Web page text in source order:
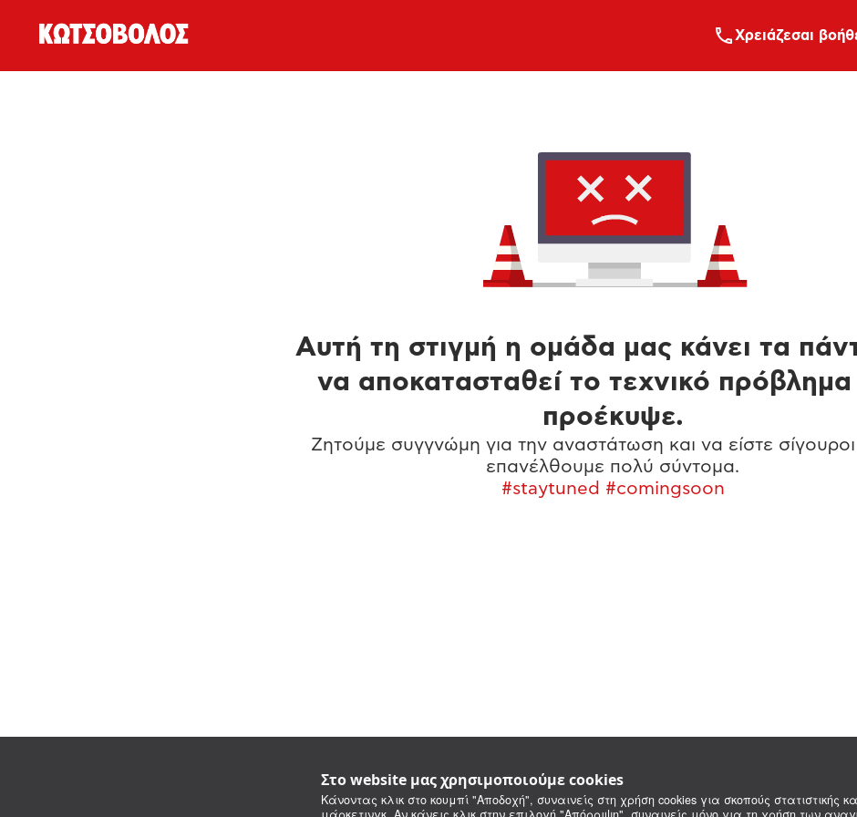
Στο website μας χρησιμοποιούμε cookies
Κάνοντας κλικ στο κουμπί "Αποδοχή", συναινείς στη χρήση cookies για σκοπούς στατιστικής
Xρειάζεσαι
Αυτή τη στιγμή η ομάδα μας κάνει τα
να αποκατασταθεί το τεχνικό
προέκυψε.
Ζητούμε συγγνώμη για την αναστάτωση και να είστε σίγουροι
επανέλθουμε πολύ σύντομα.
#staytuned #comingsoon